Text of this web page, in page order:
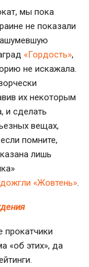
мы пока
не показали
«Гордость»,
не искажала.
их некоторым
и сделать
вещах,
помните,
лишь
«Жовтень».
прокатчики
«об этих», да